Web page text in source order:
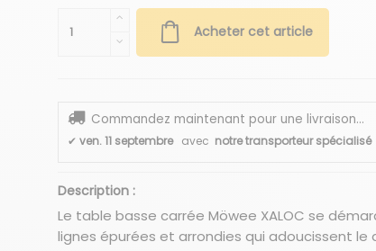
Acheter cet article
Commandez maintenant pour une livraison...
✔ ven. 11 septembre avec notre transporteur spécialisé
Description :
Le table basse carrée Möwee XALOC se
lignes épurées et arrondies qui adoucissent le